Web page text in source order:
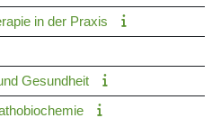
in der Praxis
Gesundheit